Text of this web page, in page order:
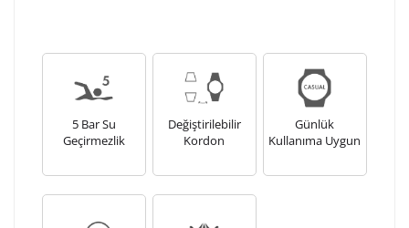
5 Bar Su
Geçirmezlik
Değiştirilebilir
Kordon
Günlük
Kullanıma Uygun